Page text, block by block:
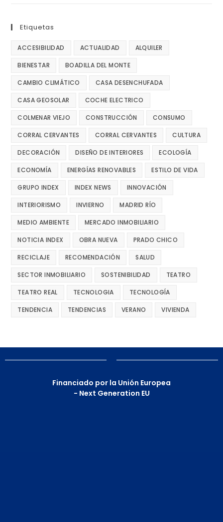
Etiquetas
ACCESIBILIDAD ACTUALIDAD ALQUILER
BIENESTAR BOADILLA DEL MONTE
CAMBIO CLIMÁTICO CASA DESENCHUFADA
CASA GEOSOLAR COCHE ELECTRICO
COLMENAR VIEJO CONSTRUCCIÓN CONSUMO
CORRAL CERVANTES CORRAL CERVANTES CULTURA
DECORACIÓN DISEÑO DE INTERIORES ECOLOGÍA
ECONOMÍA ENERGÍAS RENOVABLES ESTILO DE VIDA
GRUPO INDEX INDEX NEWS INNOVACIÓN
INTERIORISMO INVIERNO MADRID RÍO
MEDIO AMBIENTE MERCADO INMOBILIARIO
NOTICIA INDEX OBRA NUEVA PRADO CHICO
RECICLAJE RECOMENDACIÓN SALUD
SECTOR INMOBILIARIO SOSTENIBILIDAD TEATRO
TEATRO REAL TECNOLOGIA TECNOLOGÍA
TENDENCIA TENDENCIAS VERANO VIVIENDA
Financiado por la Unión Europea
- Next Generation EU